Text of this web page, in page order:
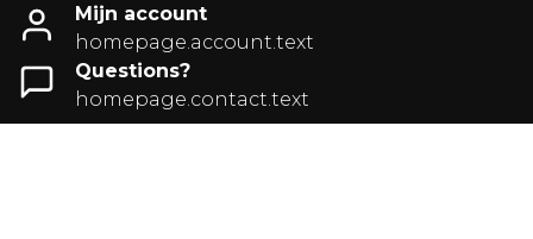
Mijn account
homepage.account.text
Questions?
homepage.contact.text